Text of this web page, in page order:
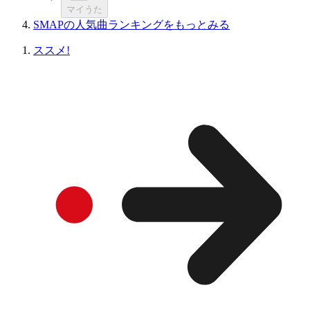
マイうた
SMAPの人気曲ランキングをもっとみる
ススメ!